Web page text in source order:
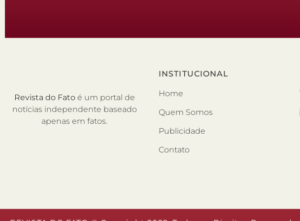
Revista do Fato é um portal de
notícias independente baseado
apenas em fatos.
INSTITUCIONAL
Home
Quem Somos
Publicidade
Contato